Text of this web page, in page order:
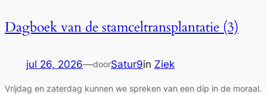
Dagboek van de stamceltransplantatie (3)
jul 26, 2026—doorSatur9in Ziek
Vrijdag en zaterdag kunnen we spreken van een dip in de moraal.